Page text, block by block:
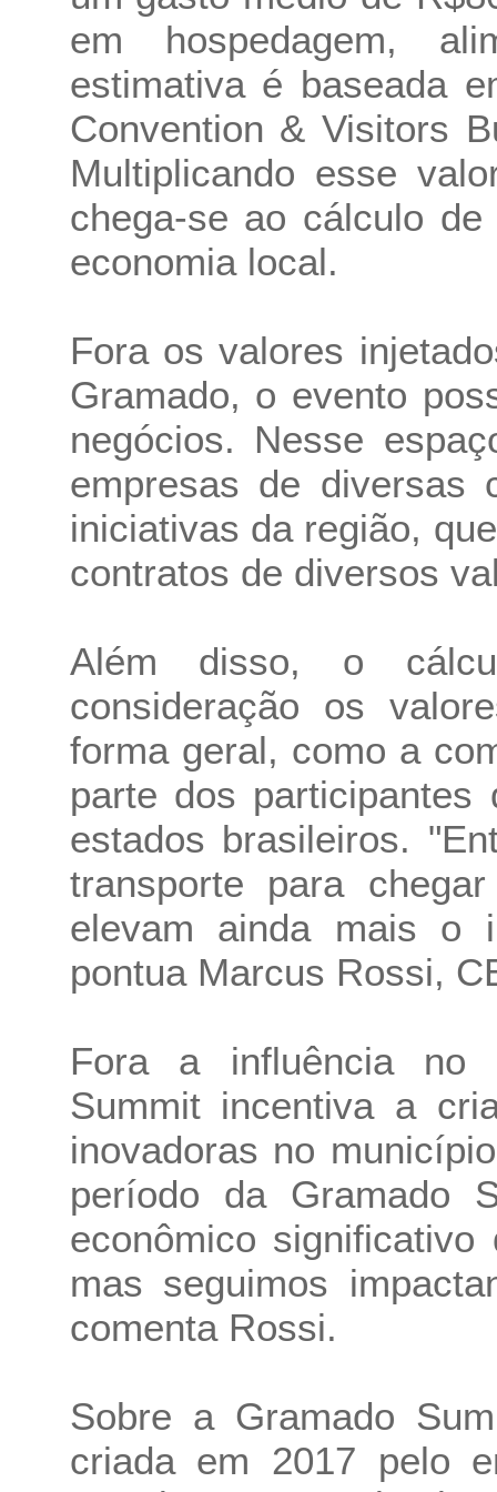
em hospedagem,
estimativa é baseada
Convention & Visitors
Multiplicando esse
chega-se ao cálculo
economia local.
Fora os valores
Gramado, o evento
negócios. Nesse
empresas de diversas
iniciativas da região,
contratos de diversos
Além disso, o
consideração os
forma geral, como a
parte dos
estados brasileiros.
transporte para
elevam ainda mais o
pontua Marcus Rossi,
Fora a influência no
Summit incentiva a
inovadoras no
período da Gramado
econômico
mas seguimos
comenta Rossi.
Sobre a Gramado
criada em 2017 pelo